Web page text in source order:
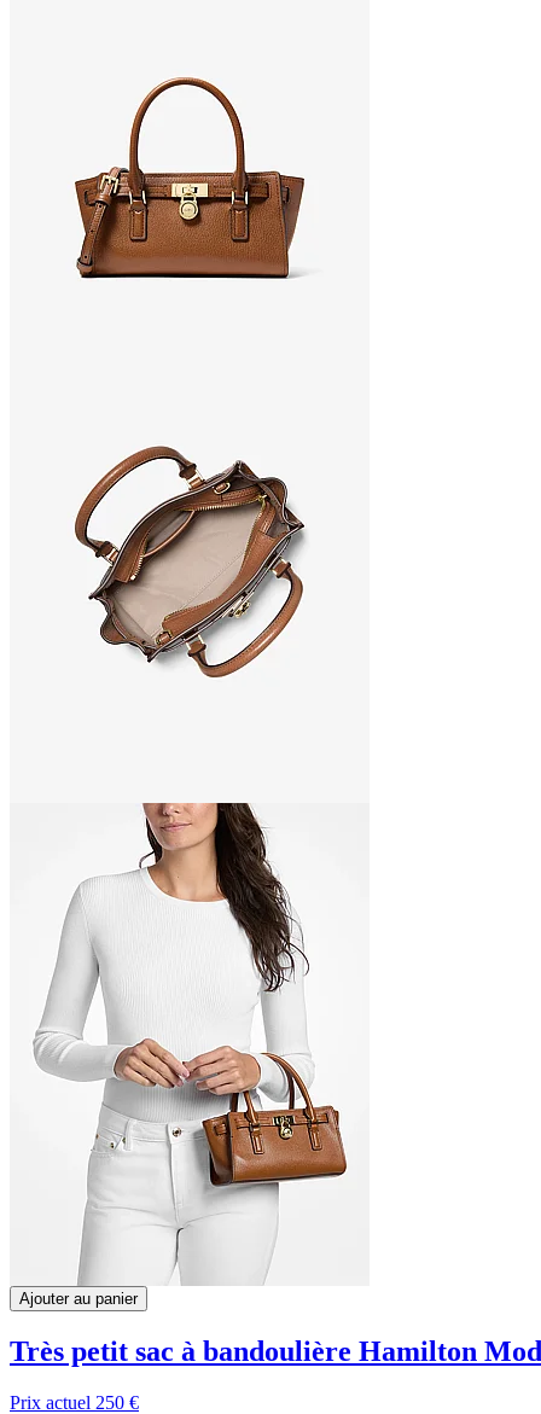
Ajouter au panier
Très petit sac à bandoulière Hamilton
Prix actuel 250 €